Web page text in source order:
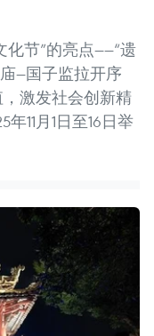
化节”的亮点——“遗
—国子监拉开序
激发社会创新精
11月1日至16日举